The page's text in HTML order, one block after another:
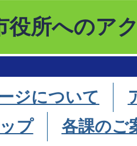
役所へのア
ジについて
プ
各課のご